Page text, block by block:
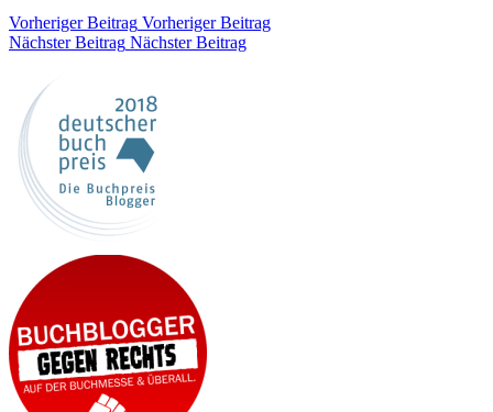
Vorheriger Beitrag Vorheriger Beitrag
Nächster Beitrag Nächster Beitrag